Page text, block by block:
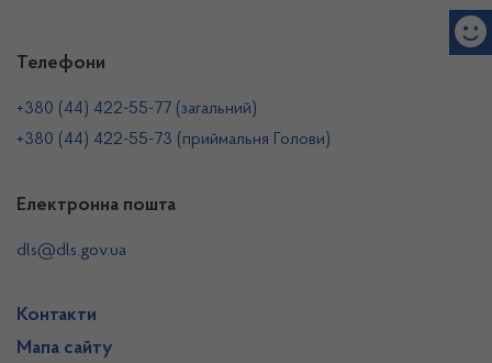
Телефони
+380 (44) 422-55-77 (загальний)
+380 (44) 422-55-73 (приймальня Голови)
Електронна пошта
dls@dls.gov.ua
Контакти
Мапа сайту